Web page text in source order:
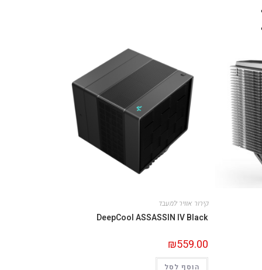
קירור אוויר למעבד
DeepCool ASSASSIN IV Black
₪559.00
הוסף לסל